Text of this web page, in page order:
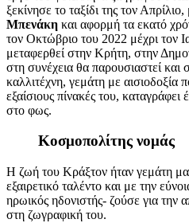
ξεκίνησε το ταξίδι της τον
Μπενάκη και αφορμή τα εκατό
τον Οκτώβριο του 2022 μέχρι τον
μεταφερθεί στην Κρήτη, στην
στη συνέχεια θα παρουσιαστεί και
καλλιτέχνη, γεμάτη με αισιοδοξία
εξαίσιους πίνακές του, καταγράφει
στο φως.
Κοσμοπολίτης νομάς
Η ζωή του Κράξτον ήταν γεμάτη
εξαιρετικό ταλέντο και με την
ηρωικός ηδονιστής- ζούσε για την
στη ζωγραφική του.